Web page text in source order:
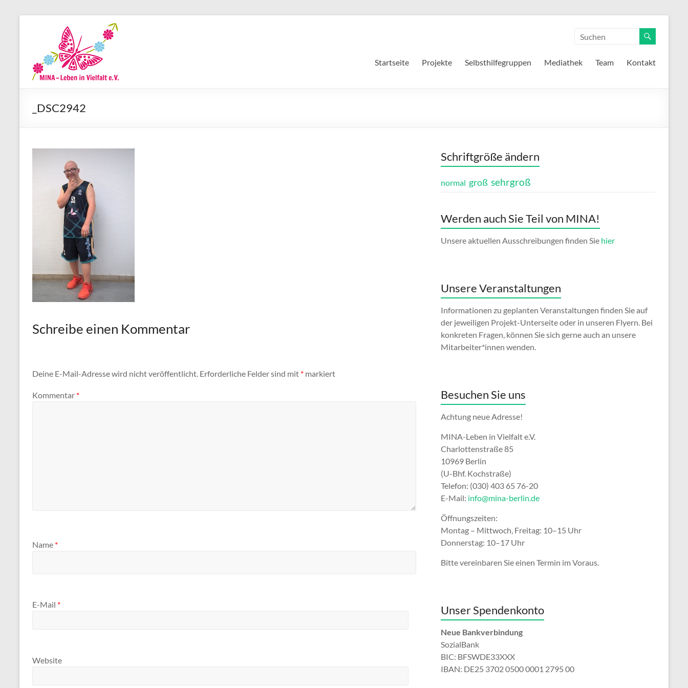
MINA-
Leben
in
e.V.
Startseite Projekte Selbsthilfegruppen Mediathek Team Kontakt
_DSC2942
Schreibe einen Kommentar
Deine E-Mail-Adresse wird nicht veröffentlicht. Erforderliche Felder sind mit * markiert
Kommentar *
Name *
E-Mail *
Website
Schriftgröße ändern
normal groß sehrgroß
Werden auch Sie Teil von MINA!
Unsere aktuellen Ausschreibungen finden Sie hier
Unsere Veranstaltungen
Informationen zu geplanten Veranstaltungen finden Sie auf
der jeweiligen Projekt-Unterseite oder in unseren Flyern. Bei
konkreten Fragen, können Sie sich gerne auch an unsere
Mitarbeiter*innen wenden.
Besuchen Sie uns
Achtung neue Adresse!
MINA-Leben in Vielfalt e.V.
Charlottenstraße 85
10969 Berlin
(U-Bhf. Kochstraße)
Telefon: (030) 403 65 76-20
E-Mail: info@mina-berlin.de
Öffnungszeiten:
Montag – Mittwoch, Freitag: 10–15 Uhr
Donnerstag: 10–17 Uhr
Bitte vereinbaren Sie einen Termin im Voraus.
Unser Spendenkonto
Neue Bankverbindung
SozialBank
BIC: BFSWDE33XXX
IBAN: DE25 3702 0500 0001 2795 00